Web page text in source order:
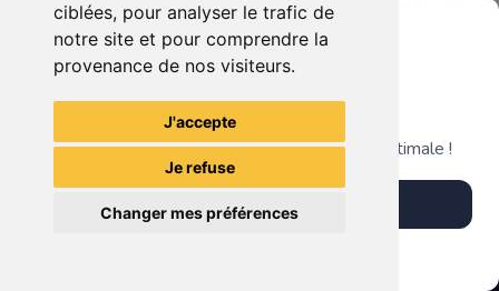
ciblées, pour analyser le trafic de
notre site et pour comprendre la
provenance de nos visiteurs.
J'accepte
Je refuse
Changer mes préférences
7.90 € 0
Duo : The Elder Scrolls Iv - Oblivion + Bioshock Xbox 360
4.90 €
TheGamingR83
Grenier du Geek
Télécharge notre app pour une expérience optimale !
Télécharger l'app